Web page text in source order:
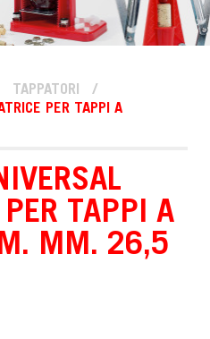
TAPPATORI
/
PER TAPPI A
PER TAPPI A
MM. 26,5